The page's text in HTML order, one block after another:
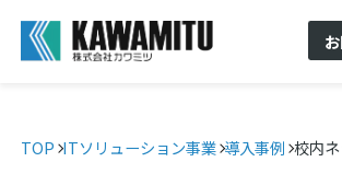
TOP ITソリューション事業 導入事例 校内